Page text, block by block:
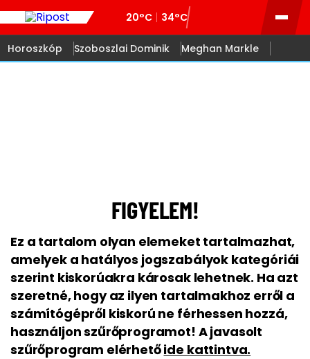
20°C 34°C
Horoszkóp Szoboszlai Dominik Meghan Markle
FIGYELEM!
Ez a tartalom olyan elemeket tartalmazhat,
amelyek a hatályos jogszabályok kategóriái
szerint kiskorúakra károsak lehetnek. Ha azt
szeretné, hogy az ilyen tartalmakhoz erről a
számítógépről kiskorú ne férhessen hozzá,
használjon szűrőprogramot! A javasolt
szűrőprogram elérhetőide kattintva.